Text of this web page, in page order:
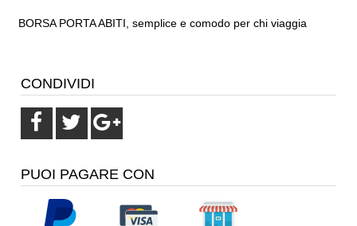
BORSA PORTA ABITI, semplice e comodo per chi viaggia
CONDIVIDI
PUOI PAGARE CON